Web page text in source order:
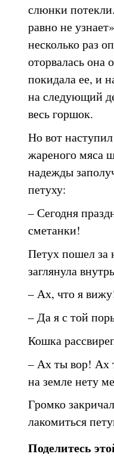
слюнки
равно не
несколько раз
оторвалась она
покидала ее, и
на следующий
весь горшок.
Но вот
жареного мяса
надежды
петуху:
– Сегодня
сметанки!
Петух пошел за
заглянула
– Ах, что я
– Да я с той
Кошка
– Ах ты вор! Ах
на земле нету
Громко
лакомиться
Поделитесь